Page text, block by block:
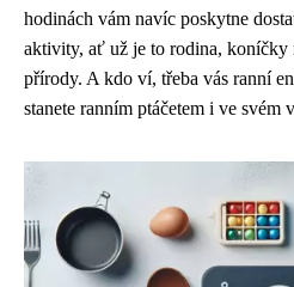
hodinách vám navíc poskytne
aktivity, ať už je to rodina, koníčky
přírody. A kdo ví, třeba vás ranní
stanete ranním ptáčetem i ve svém